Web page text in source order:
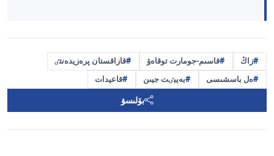
زاڭ قاسىم-جومارت توقاەۆ
قازاقستان پرەزيدەنتٸ
ەل باسشىسى
بەيبٸت جيىن قاعيدات
بۆلىسۋ